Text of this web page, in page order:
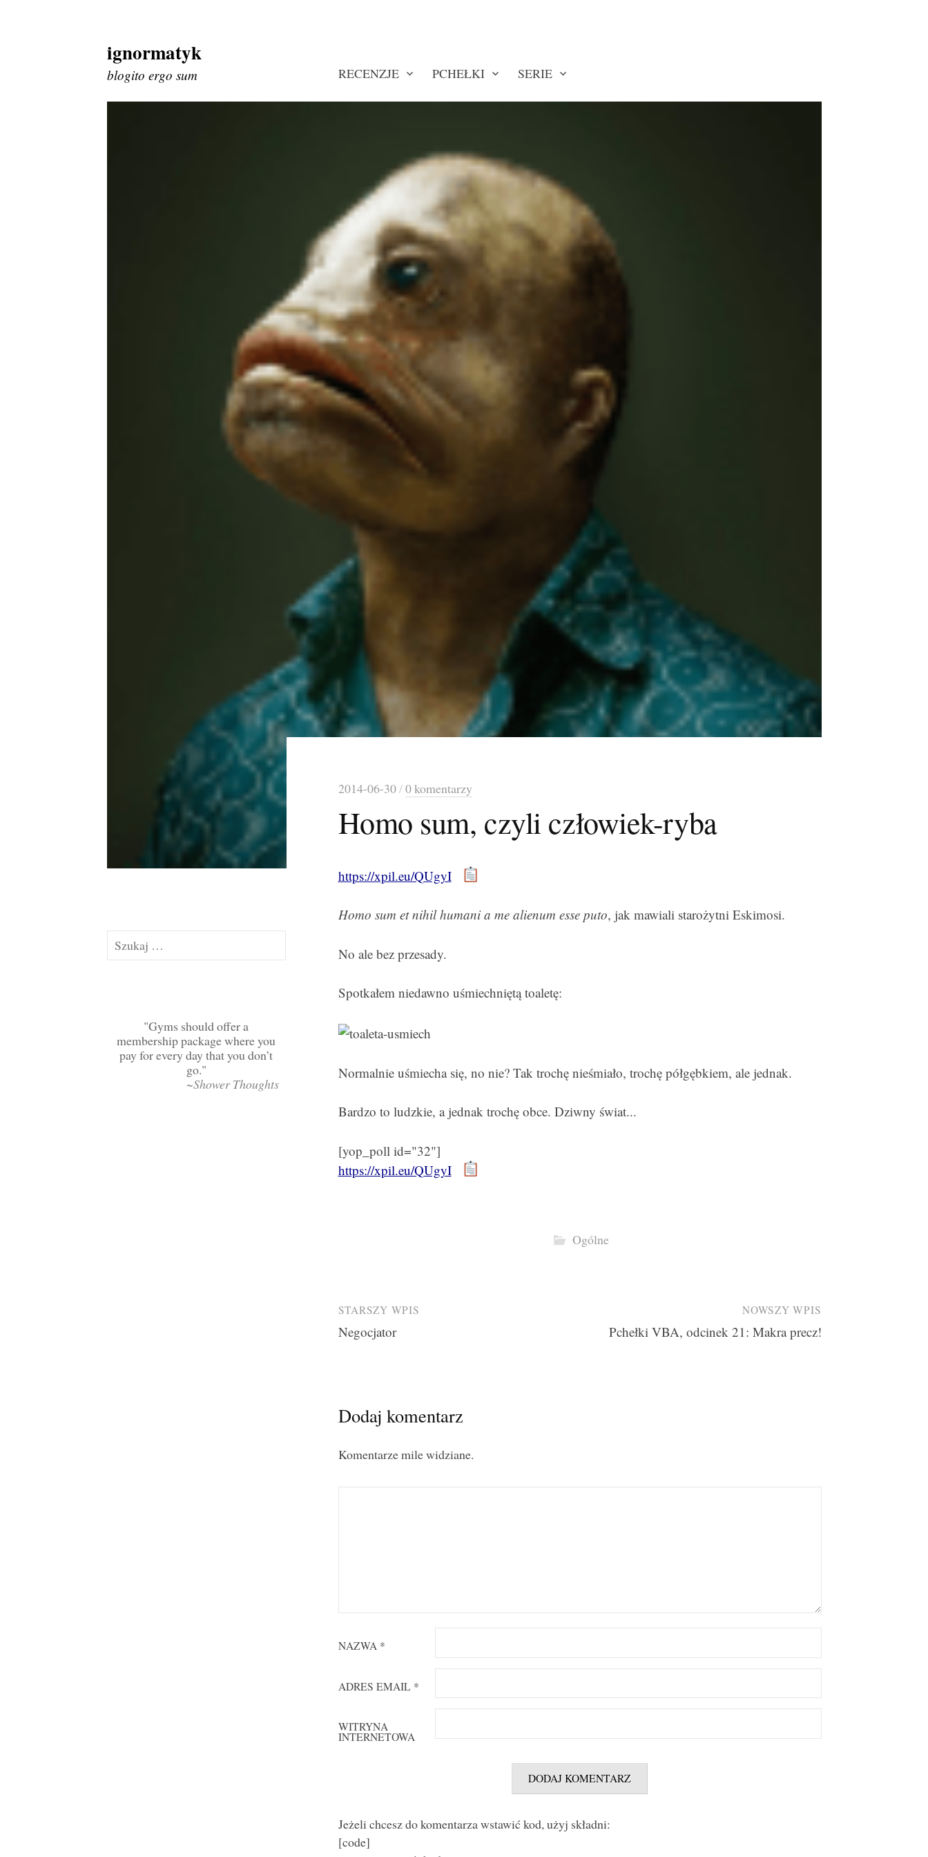
Skip
to
content
ignormatyk
blogito ergo sum RECENZJE PCHEŁKI SERIE
2014-06-30/0 komentarzy
Homo sum, czyli człowiek-ryba
https://xpil.eu/QUgyI
Homo sum et nihil humani a me alienum esse puto, jak mawiali starożytni Eskimosi.
No ale bez przesady.
Spotkałem niedawno uśmiechniętą toaletę:
Normalnie uśmiecha się, no nie? Tak trochę nieśmiało, trochę półgębkiem, ale jednak.
Bardzo to ludzkie, a jednak trochę obce. Dziwny świat...
[yop_poll id="32"]
https://xpil.eu/QUgyI
Ogólne
Post
navigation
STARSZY WPIS
Negocjator
NOWSZY WPIS
Pchełki VBA, odcinek 21: Makra precz!
Dodaj komentarz
Komentarze mile widziane.
NAZWA *
ADRES EMAIL *
WITRYNA
INTERNETOWA
Jeżeli chcesz do komentarza wstawić kod, użyj składni:
[code]
Szukaj:
Gyms should offer a
membership package where you
pay for every day that you don’t
go.
~Shower Thoughts